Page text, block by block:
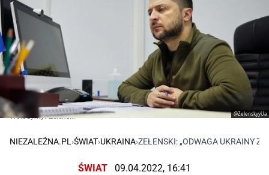
@ZelenskyyUa
Wołodymyr Zełenski
NIEZALEŻNA.PL›ŚWIAT›UKRAINA›ZEŁENSKI: „ODWAGA UKRAINY
ŚWIAT 09.04.2022, 16:41